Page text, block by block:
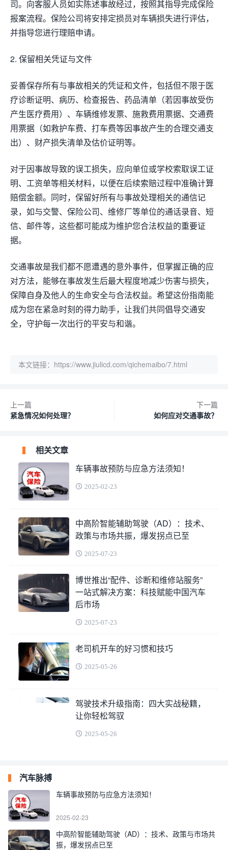
司。向客服人员如实陈述事故经过，按照其指导完成保险
报案流程。保险公司将安排定损员对车辆损失进行评估，
并指导您进行理赔申请。
2. 保留相关凭证与文件
妥善保存所有与事故相关的凭证和文件，包括但不限于医
疗诊断证明、病历、检查报告、药品清单（若因事故受伤
产生医疗费用）、车辆维修发票、施救费用票据、交通费
用票据（如救护车费、打车费等因事故产生的合理交通支
出）、财产损失清单及估价证明等。
对于因事故导致的误工损失，应向单位或学校索取误工证
明、工资单等相关材料，以便在后续索赔过程中准确计算
赔偿金额。同时，保留好所有与事故处理相关的通信记
录，如与交警、保险公司、维修厂等单位的通话录音、短
信、邮件等，这些都可能成为维护您合法权益的重要证
据。
交通事故是我们都不愿遭遇的意外事件，但掌握正确的应
对方法，能够在事故发生后最大程度地减少伤害与损失，
保障自身及他人的生命安全与合法权益。希望这份指南能
成为您在紧急时刻的得力助手，让我们共同倡导交通安
全，守护每一次出行的平安与和谐。
本文链接： https://www.jiulicd.com/qichemaibo/7.html
上一篇
紧急情况如何处理？
下一篇
如何应对交通事故？
相关文章
车辆事故预防与应急方法须知！
2025-02-23
中高阶智能辅助驾驶（AD）：技术、
政策与市场共振，爆发拐点已至
2025-07-23
博世推出“配件、诊断和维修站服务”
一站式解决方案：科技赋能中国汽车
后市场
2025-07-23
老司机开车的好习惯和技巧
2025-05-26
驾驶技术升级指南：四大实战秘籍，
让你轻松驾驭
2025-05-26
汽车脉搏
车辆事故预防与应急方法须知！
2025-02-23
中高阶智能辅助驾驶（AD）：技术、政策与市场共
振，爆发拐点已至